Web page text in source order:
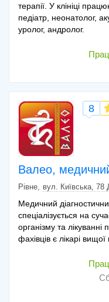
терапії. У клініці
педіатр, неонатолог,
уролог, андролог.
Валео,
8
Рівне вул. Київська, 78
Медичний
спеціалізується на
організму та
фахівців є лікарі вищої